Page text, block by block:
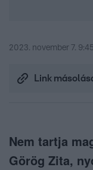
2023. november 7. 9:45
Link
Nem tartja
Görög Zita,